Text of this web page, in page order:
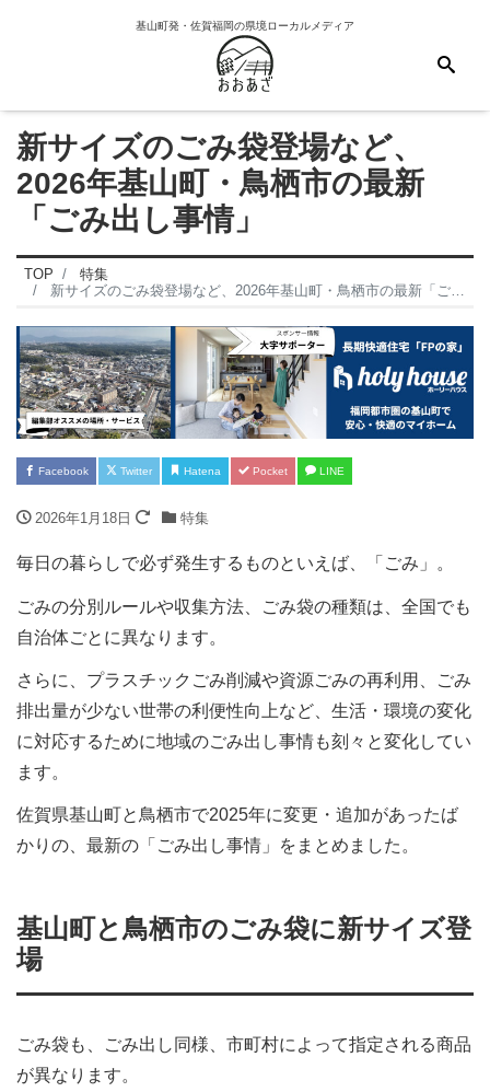
基山町発・佐賀福岡の県境ローカルメディア
新サイズのごみ袋登場など、
2026年基山町・鳥栖市の最新
「ごみ出し事情」
TOP
特集
新サイズのごみ袋登場など、2026年基山町・鳥栖市の最新「ごみ出し事情」
Facebook Twitter Hatena Pocket LINE
2026年1月18日 特集
毎日の暮らしで必ず発生するものといえば、「ごみ」。
ごみの分別ルールや収集方法、ごみ袋の種類は、全国でも
自治体ごとに異なります。
さらに、プラスチックごみ削減や資源ごみの再利用、ごみ
排出量が少ない世帯の利便性向上など、生活・環境の変化
に対応するために地域のごみ出し事情も刻々と変化してい
ます。
佐賀県基山町と鳥栖市で2025年に変更・追加があったば
かりの、最新の「ごみ出し事情」をまとめました。
基山町と鳥栖市のごみ袋に新サイズ登
場
ごみ袋も、ごみ出し同様、市町村によって指定される商品
が異なります。